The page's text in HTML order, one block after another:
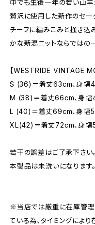
中でも生後一年の若い山羊
贅沢に使用した新作のセー
チーフに編みこみと掻き
かな新潟ニットならではの
【WESTRIDE VINTAGE
S (36)＝着丈63cm、身幅
M (38)＝着丈66cm、身幅
L (40)＝着丈69cm、身幅
XL(42)＝着丈72cm、身幅
若干の誤差はご了承下さい。
本製品は未洗いになります。
※当店では厳重に在庫管理
ている為、タイミングによ